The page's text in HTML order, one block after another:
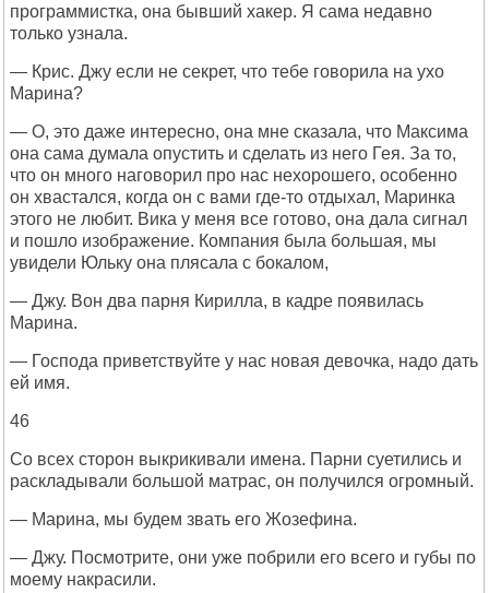
программистка, она бывший хакер. Я сама недавно
только узнала.
— Крис. Джу если не секрет, что тебе говорила на ухо
Марина?
— О, это даже интересно, она мне сказала, что Максима
она сама думала опустить и сделать из него Гея. За то,
что он много наговорил про нас нехорошего, особенно
он хвастался, когда он с вами где-то отдыхал, Маринка
этого не любит. Вика у меня все готово, она дала сигнал
и пошло изображение. Компания была большая, мы
увидели Юльку она плясала с бокалом,
— Джу. Вон два парня Кирилла, в кадре появилась
Марина.
— Господа приветствуйте у нас новая девочка, надо дать
ей имя.
46
Со всех сторон выкрикивали имена. Парни суетились и
раскладывали большой матрас, он получился огромный.
— Марина, мы будем звать его Жозефина.
— Джу. Посмотрите, они уже побрили его всего и губы по
моему накрасили.